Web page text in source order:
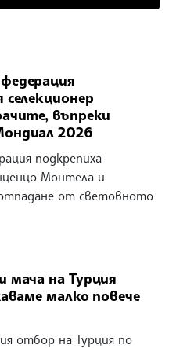
селекционер
въпреки
2026
подкрепиха
Монтела и
от световното
мача на Турция
малко повече
отбор на Турция по